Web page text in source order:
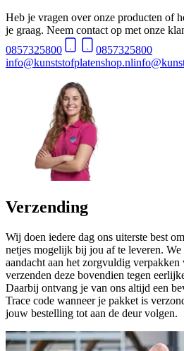
Heb je vragen over onze producten of
je graag. Neem contact op met onze
0857325800
0857325800
info@kunststofplatenshop.nl
Verzending
Wij doen iedere dag ons uiterste best
netjes mogelijk bij jou af te leveren. We
aandacht aan het zorgvuldig
verzenden deze bovendien tegen
Daarbij ontvang je van ons altijd een
Trace code wanneer je pakket is
jouw bestelling tot aan de deur volgen.